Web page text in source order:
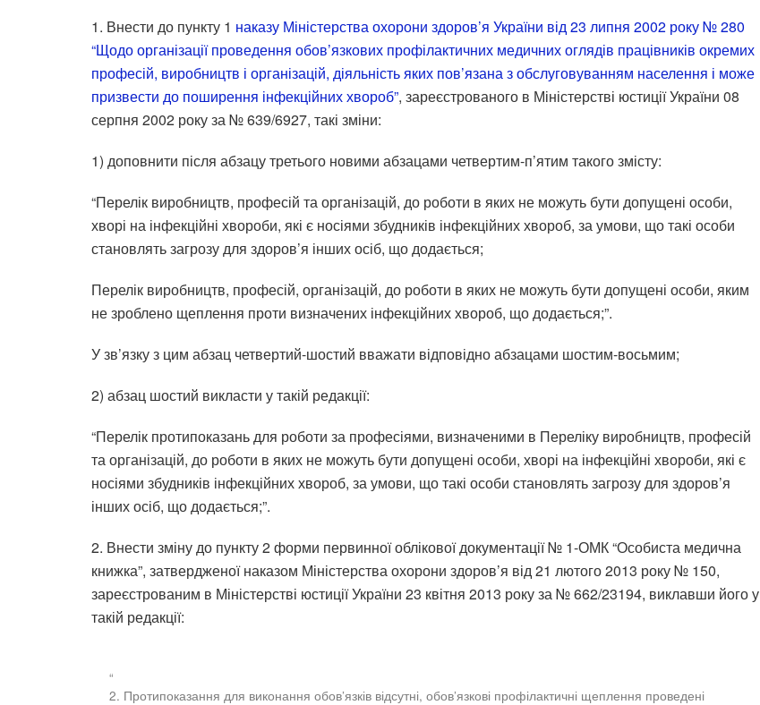
1. Внести до пункту 1 наказу Міністерства охорони здоров’я України від 23 липня 2002 року № 280
“Щодо організації проведення обов’язкових профілактичних медичних оглядів працівників окремих
професій, виробництв і організацій, діяльність яких пов’язана з обслуговуванням населення і може
призвести до поширення інфекційних хвороб”, зареєстрованого в Міністерстві юстиції України 08
серпня 2002 року за № 639/6927, такі зміни:
1) доповнити після абзацу третього новими абзацами четвертим-п’ятим такого змісту:
“Перелік виробництв, професій та організацій, до роботи в яких не можуть бути допущені особи,
хворі на інфекційні хвороби, які є носіями збудників інфекційних хвороб, за умови, що такі особи
становлять загрозу для здоров’я інших осіб, що додається;
Перелік виробництв, професій, організацій, до роботи в яких не можуть бути допущені особи, яким
не зроблено щеплення проти визначених інфекційних хвороб, що додається;”.
У зв’язку з цим абзац четвертий-шостий вважати відповідно абзацами шостим-восьмим;
2) абзац шостий викласти у такій редакції:
“Перелік протипоказань для роботи за професіями, визначеними в Переліку виробництв, професій
та організацій, до роботи в яких не можуть бути допущені особи, хворі на інфекційні хвороби, які є
носіями збудників інфекційних хвороб, за умови, що такі особи становлять загрозу для здоров’я
інших осіб, що додається;”.
2. Внести зміну до пункту 2 форми первинної облікової документації № 1-ОМК “Особиста медична
книжка”, затвердженої наказом Міністерства охорони здоров’я від 21 лютого 2013 року № 150,
зареєстрованим в Міністерстві юстиції України 23 квітня 2013 року за № 662/23194, виклавши його у
такій редакції:
“
2. Протипоказання для виконання обов’язків відсутні, обов’язкові профілактичні щеплення проведені